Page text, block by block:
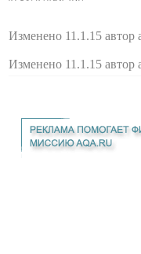
Изменено 11.1.15 автор
Изменено 11.1.15 автор